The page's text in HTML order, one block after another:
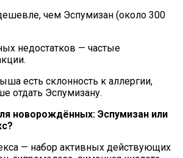
чем Эспумизан (около 300
недостатков — частые
есть склонность к аллергии,
отдать Эспумизану.
новорождённых: Эспумизан или
— набор активных действующих